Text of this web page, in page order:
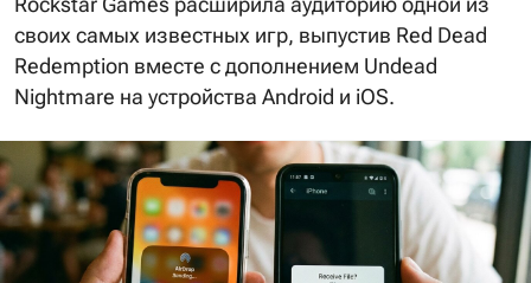
своих самых известных игр, выпустив Red Dead
Redemption вместе с дополнением Undead
Nightmare на устройства Android и iOS.